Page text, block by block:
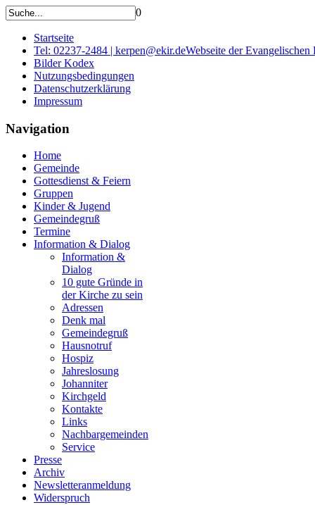
0
Startseite
Tel: 02237-2484 | kerpen@ekir.deWebseite der
Bilder Kodex
Nutzungsbedingungen
Datenschutzerklärung
Impressum
Navigation
Home
Gemeinde
Gottesdienst & Feiern
Gruppen
Kinder & Jugend
Gemeindegruß
Termine
Information & Dialog
Information &
Dialog
10 gute Gründe in
der Kirche zu sein
Adressen
Denk mal
Gemeindegruß
Hausnotruf
Hospiz
Jahreslosung
Johanniter
Kirchgeld
Kontakte
Links
Nachbargemeinden
Service
Presse
Archiv
Newsletteranmeldung
Widerspruch